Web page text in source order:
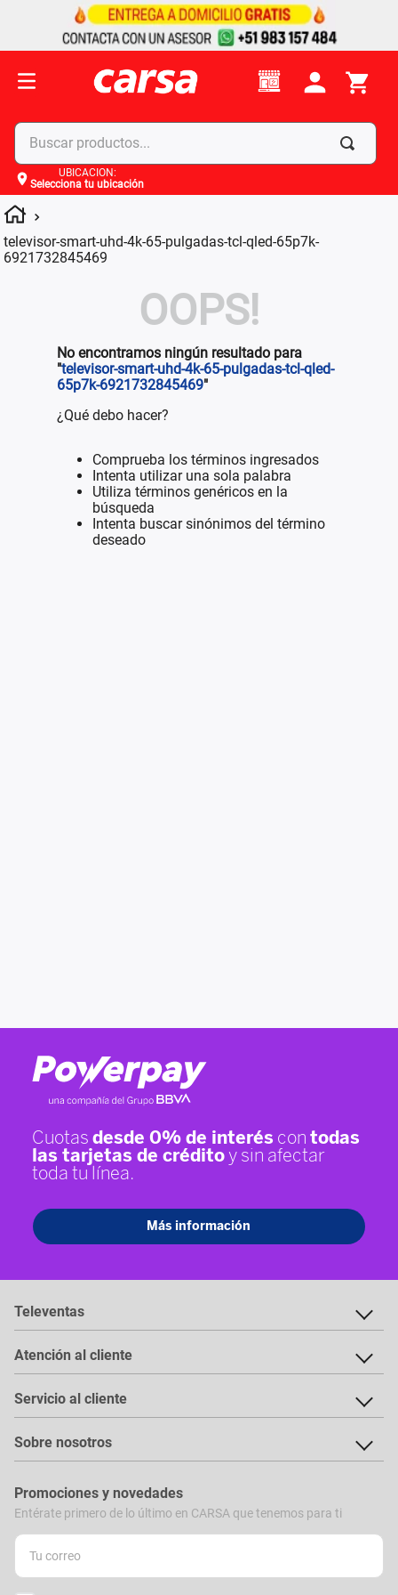
Buscar productos...
UBICACIÓN:
Selecciona tu ubicación
televisor-smart-uhd-4k-65-pulgadas-tcl-qled-65p7k-
6921732845469
OOPS!
No encontramos ningún resultado para
"televisor-smart-uhd-4k-65-pulgadas-tcl-qled-
65p7k-6921732845469"
¿Qué debo hacer?
Comprueba los términos ingresados
Intenta utilizar una sola palabra
Utiliza términos genéricos en la
búsqueda
Intenta buscar sinónimos del término
deseado
Televentas
Atención al cliente
Servicio al cliente
Sobre nosotros
Promociones y novedades
Entérate primero de lo último en CARSA que tenemos para ti
Términos más buscados
2.
moto